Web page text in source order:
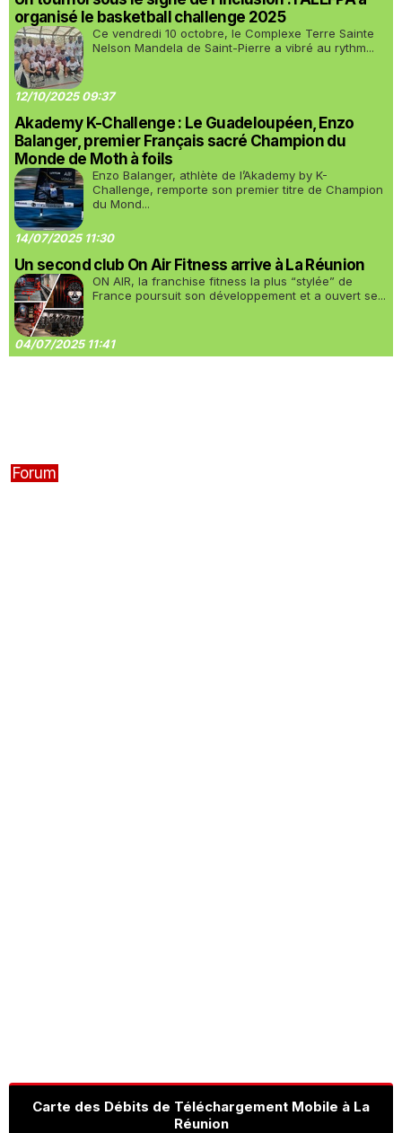
organisé le basketball challenge 2025
Ce vendredi 10 octobre, le Complexe Terre Sainte
Nelson Mandela de Saint-Pierre a vibré au rythm...
12/10/2025 09:37
Akademy K-Challenge : Le Guadeloupéen, Enzo
Balanger, premier Français sacré Champion du
Monde de Moth à foils
Enzo Balanger, athlète de l’Akademy by K-
Challenge, remporte son premier titre de Champion
du Mond...
14/07/2025 11:30
Un second club On Air Fitness arrive à La Réunion
ON AIR, la franchise fitness la plus “stylée” de
France poursuit son développement et a ouvert se...
04/07/2025 11:41
Forum
Carte des Débits de Téléchargement Mobile à La
Réunion